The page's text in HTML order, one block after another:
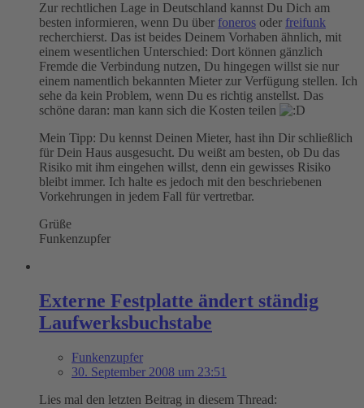
Zur rechtlichen Lage in Deutschland kannst Du Dich am
besten informieren, wenn Du über foneros oder freifunk
recherchierst. Das ist beides Deinem Vorhaben ähnlich, mit
einem wesentlichen Unterschied: Dort können gänzlich
Fremde die Verbindung nutzen, Du hingegen willst sie nur
einem namentlich bekannten Mieter zur Verfügung stellen. Ich
sehe da kein Problem, wenn Du es richtig anstellst. Das
schöne daran: man kann sich die Kosten teilen
Mein Tipp: Du kennst Deinen Mieter, hast ihn Dir schließlich
für Dein Haus ausgesucht. Du weißt am besten, ob Du das
Risiko mit ihm eingehen willst, denn ein gewisses Risiko
bleibt immer. Ich halte es jedoch mit den beschriebenen
Vorkehrungen in jedem Fall für vertretbar.
Grüße
Funkenzupfer
Externe Festplatte ändert ständig
Laufwerksbuchstabe
Funkenzupfer
30. September 2008 um 23:51
Lies mal den letzten Beitrag in diesem Thread: